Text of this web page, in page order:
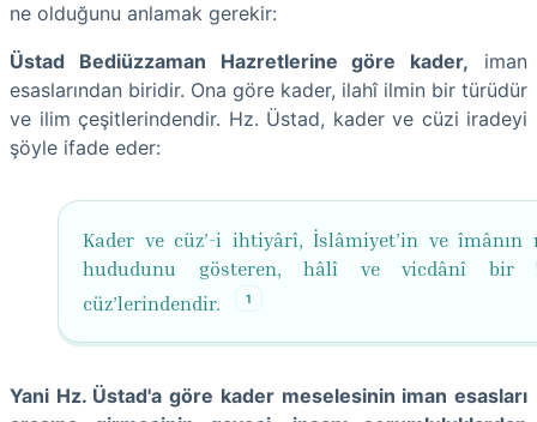
ne olduğunu anlamak gerekir:
Üstad Bediüzzaman Hazretlerine göre kader, iman
esaslarından biridir. Ona göre kader, ilahî ilmin bir türüdür
ve ilim çeşitlerindendir. Hz. Üstad, kader ve cüzi iradeyi
şöyle ifade eder:
Kader ve cüz’-i ihtiyârî, İslâmiyet’in ve îmânın
hududunu gösteren, hâlî ve vicdânî bir
cüz’lerindendir.
1
Yani Hz. Üstad'a göre kader meselesinin iman esasları